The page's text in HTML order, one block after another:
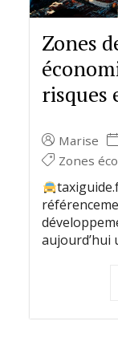
Zones
risques
Marise
Zones
aujourd’hui